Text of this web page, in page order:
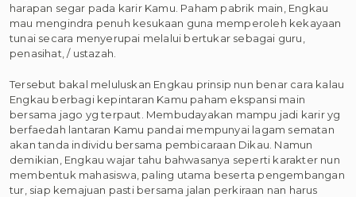
harapan segar pada karir Kamu. Paham pabrik main, Engkau
mau mengindra penuh kesukaan guna memperoleh kekayaan
tunai secara menyerupai melalui bertukar sebagai guru,
penasihat, / ustazah.
Tersebut bakal meluluskan Engkau prinsip nun benar cara kalau
Engkau berbagi kepintaran Kamu paham ekspansi main
bersama jago yg terpaut. Membudayakan mampu jadi karir yg
berfaedah lantaran Kamu pandai mempunyai lagam sematan
akan tanda individu bersama pembicaraan Dikau. Namun
demikian, Engkau wajar tahu bahwasanya seperti karakter nun
membentuk mahasiswa, paling utama beserta pengembangan
tur, siap kemajuan pasti bersama jalan perkiraan nan harus